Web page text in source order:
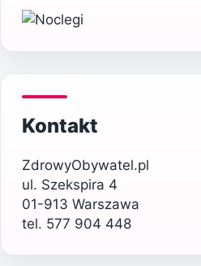
Kontakt
ZdrowyObywatel.pl
ul. Szekspira 4
01-913 Warszawa
tel. 577 904 448